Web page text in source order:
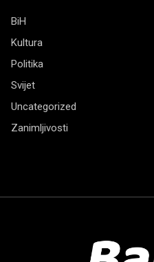
BiH
Kultura
Politika
Svijet
Uncategorized
Zanimljivosti